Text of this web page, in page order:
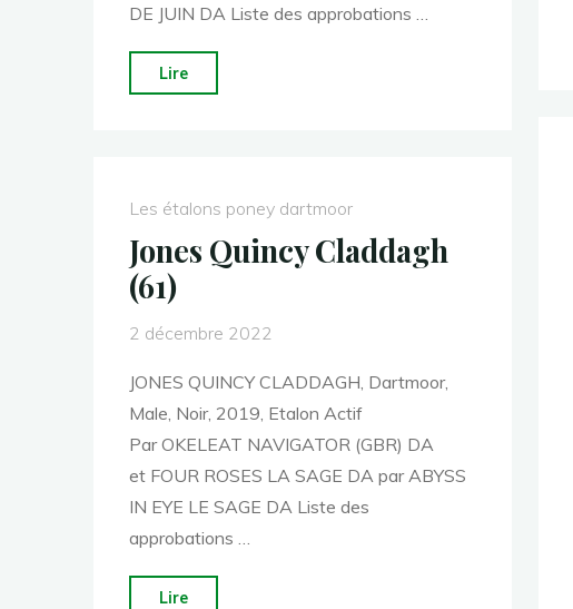
DE JUIN DA Liste des approbations …
Lire
Les étalons poney dartmoor
Jones Quincy Claddagh
(61)
2 décembre 2022
JONES QUINCY CLADDAGH, Dartmoor,
Male, Noir, 2019, Etalon Actif
Par OKELEAT NAVIGATOR (GBR) DA
et FOUR ROSES LA SAGE DA par ABYSS
IN EYE LE SAGE DA Liste des
approbations …
Lire